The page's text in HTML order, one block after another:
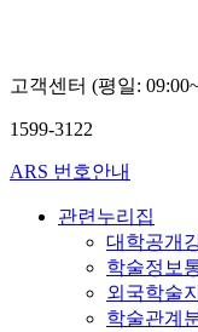
고객센터 (평일:
1599-3122
ARS 번호안내
관련누리집
대학공개
학술정보
외국학술
학술관계